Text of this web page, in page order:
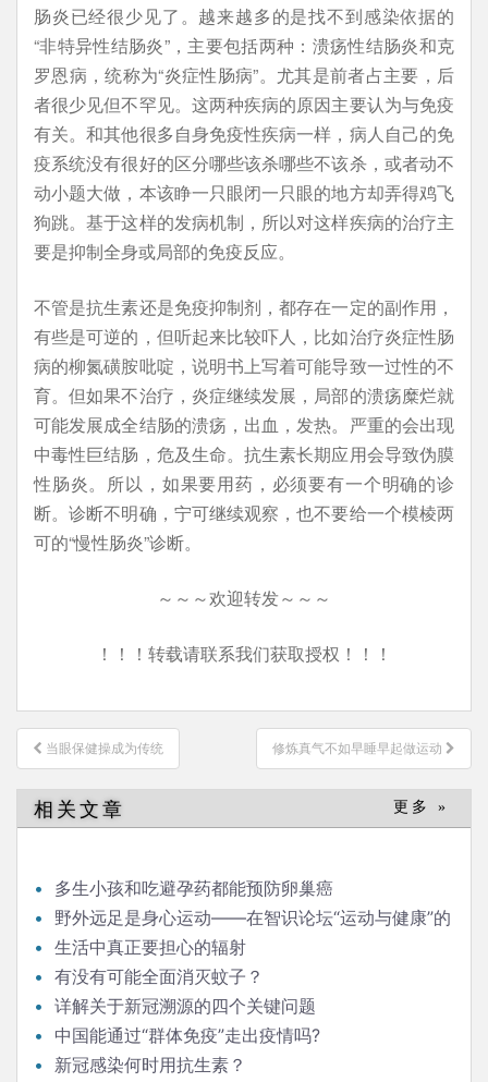
肠炎已经很少见了。越来越多的是找不到感染依据的
“非特异性结肠炎”，主要包括两种：溃疡性结肠炎和克
罗恩病，统称为“炎症性肠病”。尤其是前者占主要，后
者很少见但不罕见。这两种疾病的原因主要认为与免疫
有关。和其他很多自身免疫性疾病一样，病人自己的免
疫系统没有很好的区分哪些该杀哪些不该杀，或者动不
动小题大做，本该睁一只眼闭一只眼的地方却弄得鸡飞
狗跳。基于这样的发病机制，所以对这样疾病的治疗主
要是抑制全身或局部的免疫反应。
不管是抗生素还是免疫抑制剂，都存在一定的副作用，
有些是可逆的，但听起来比较吓人，比如治疗炎症性肠
病的柳氮磺胺吡啶，说明书上写着可能导致一过性的不
育。但如果不治疗，炎症继续发展，局部的溃疡糜烂就
可能发展成全结肠的溃疡，出血，发热。严重的会出现
中毒性巨结肠，危及生命。抗生素长期应用会导致伪膜
性肠炎。所以，如果要用药，必须要有一个明确的诊
断。诊断不明确，宁可继续观察，也不要给一个模棱两
可的“慢性肠炎”诊断。
～～～欢迎转发～～～
！！！转载请联系我们获取授权！！！
文
章
导
航
当眼保健操成为传统 修炼真气不如早睡早起做运动
相关文章 更多 »
多生小孩和吃避孕药都能预防卵巢癌
野外远足是身心运动——在智识论坛“运动与健康”的
发言生活中真正要担心的辐射
有没有可能全面消灭蚊子？
详解关于新冠溯源的四个关键问题
中国能通过“群体免疫”走出疫情吗?
新冠感染何时用抗生素？